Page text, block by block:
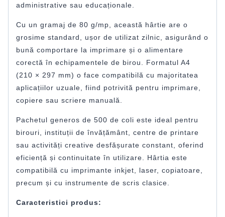
administrative sau educaționale.
Cu un gramaj de 80 g/mp, această hârtie are o
grosime standard, ușor de utilizat zilnic, asigurând o
bună comportare la imprimare și o alimentare
corectă în echipamentele de birou. Formatul A4
(210 × 297 mm) o face compatibilă cu majoritatea
aplicațiilor uzuale, fiind potrivită pentru imprimare,
copiere sau scriere manuală.
Pachetul generos de 500 de coli este ideal pentru
birouri, instituții de învățământ, centre de printare
sau activități creative desfășurate constant, oferind
eficiență și continuitate în utilizare. Hârtia este
compatibilă cu imprimante inkjet, laser, copiatoare,
precum și cu instrumente de scris clasice.
Caracteristici produs: